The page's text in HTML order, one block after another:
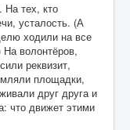
тех, кто
усталость. (А
ходили на все
волонтёров,
реквизит,
площадки,
друг друга и
что движет этими